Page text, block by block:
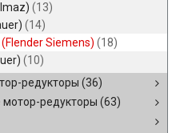
(13)
(14)
Siemens) (18)
(10)
редукторы (36)
мотор-редукторы (63)